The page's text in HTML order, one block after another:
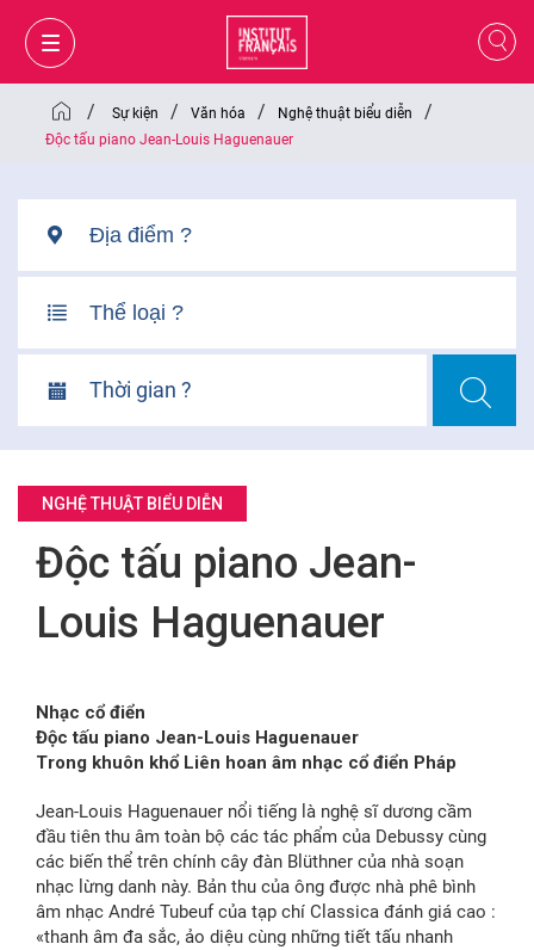
GIỎ HÀNG ĐĂNG NHẬP
/ Sự kiện / Văn hóa / Nghệ thuật biểu diễn /
Độc tấu piano Jean-Louis Haguenauer
Thời gian ?
NGHỆ THUẬT BIỂU DIỄN
Độc tấu piano Jean-
Louis Haguenauer
Nhạc cổ điển
Độc tấu piano Jean-Louis Haguenauer
Trong khuôn khổ Liên hoan âm nhạc cổ điển Pháp
Jean-Louis Haguenauer nổi tiếng là nghệ sĩ dương cầm
đầu tiên thu âm toàn bộ các tác phẩm của Debussy cùng
các biến thể trên chính cây đàn Blüthner của nhà soạn
nhạc lừng danh này. Bản thu của ông được nhà phê bình
âm nhạc André Tubeuf của tạp chí Classica đánh giá cao :
«thanh âm đa sắc, ảo diệu cùng những tiết tấu nhanh